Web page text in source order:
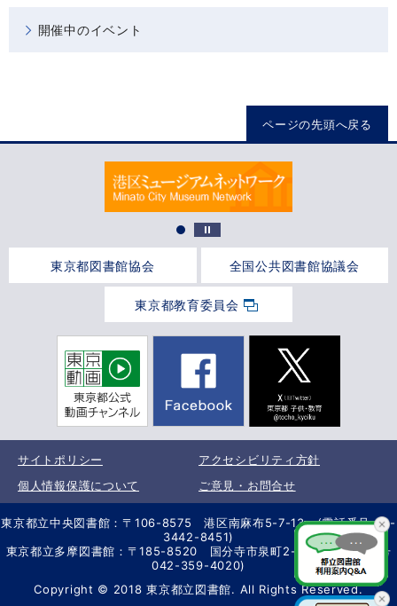
開催中のイベント
ページの先頭へ戻る
東京都図書館協会 全国公共図書館協議会
東京都教育委員会
サイトポリシー
アクセシビリティ方針
個人情報保護について
ご意見・お問合せ
東京都立中央図書館：〒106-8575 港区南麻布5-7-13 (電話番号 03-
3442-8451)
東京都立多摩図書館：〒185-8520 国分寺市泉町2-2-26 (電話番号
042-359-4020)
Copyright © 2018 東京都立図書館. All Rights Reserved.